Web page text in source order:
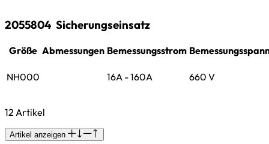
2055804 Sicherungseinsatz
Größe Abmessungen Bemessungsstrom
NH000 16A - 160A 660 V
12 Artikel
Artikel anzeigen